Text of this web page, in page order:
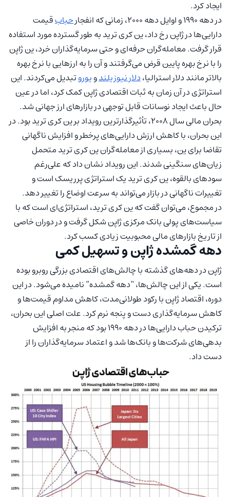
ایجاد کرد.
در دهه ۱۹۹۰ و اوایل دهه ۲۰۰۰، زمانی که انفجار
حبابقیمت
دارایی‌ها در ژاپن رخ داد، ین کری ترید به طور گسترده مورد استفاده
قرار گرفت. معامله‌گران حرفه‌ای و حتی سرمایه‌گذاران خرد، ین ژاپن
را با نرخ بهره پایین قرض می‌گرفتند و آن را به ارزهایی با نرخ بهره
بالاتر مانند دلار استرالیا،دلار نیوزیلندویوروتبدیل می‌کردند. این
استراتژی در آن زمان به ثبات اقتصادی ژاپن کمک کرد، اما در عین
حال باعث ایجاد نوسانات قابل توجهی در بازارهای ارز جهانی شد.
بحران مالی سال ۲۰۰۸، تأثیرگذارترین رویداد بر ین کری ترید بود. در
این بحران، با کاهش ارزش دارایی‌های پرخطر و افزایش ناگهانی
تقاضا برای ین، بسیاری از معامله‌گران ین کری ترید متحمل
زیان‌های سنگینی شدند. این رویداد نشان داد که علی‌رغم
سودهای بالقوه، ین کری ترید یک استراتژی پرریسک است و
تغییرات ناگهانی در بازار می‌تواند به سرعت اوضاع را تغییر دهد.
در مجموع، می‌توان گفت که ین کری ترید، استراتژی‌ای است که با
سیاست‌های پولی بانک مرکزی ژاپن شکل گرفت و در دوران خاصی
از تاریخ بازارهای مالی محبوبیت زیادی کسب کرد.
دهه گمشده ژاپن و تسهیل کمی
ژاپن در دهه‌های گذشته با چالش‌های اقتصادی بزرگی روبرو بوده
است. یکی از این چالش‌ها، “دهه گمشده” نامیده می‌شود. در این
دوره، اقتصاد ژاپن با رکود طولانی‌مدت، کاهش مداوم قیمت‌ها و
کاهش سرمایه‌گذاری دست و پنجه نرم کرد. علت اصلی این بحران،
ترکیدن حباب دارایی‌ها در دهه 1990 بود که منجر به افزایش
بدهی‌های شرکت‌ها و بانک‌ها شد و اعتماد سرمایه‌گذاران را از
دست داد.